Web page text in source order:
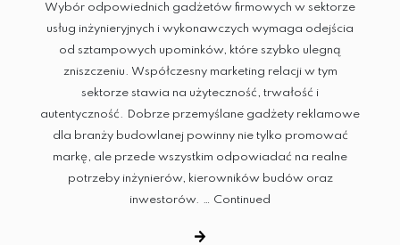
Wybór odpowiednich gadżetów firmowych w sektorze
usług inżynieryjnych i wykonawczych wymaga odejścia
od sztampowych upominków, które szybko ulegną
zniszczeniu. Współczesny marketing relacji w tym
sektorze stawia na użyteczność, trwałość i
autentyczność. Dobrze przemyślane gadżety reklamowe
dla branży budowlanej powinny nie tylko promować
markę, ale przede wszystkim odpowiadać na realne
potrzeby inżynierów, kierowników budów oraz
inwestorów. … Continued